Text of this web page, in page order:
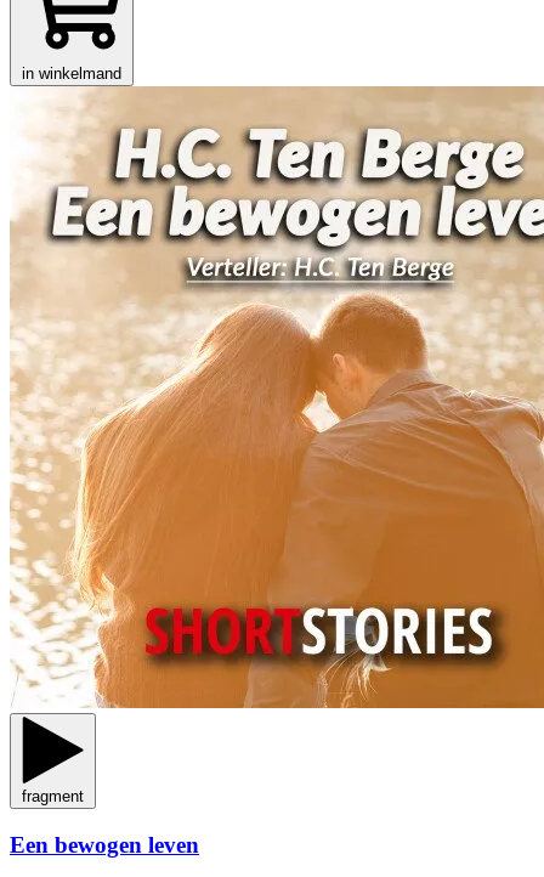
in winkelmand
fragment
Een bewogen leven